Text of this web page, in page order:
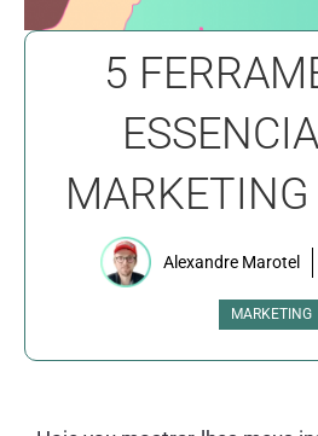
5
Alexandre Marotel
MARKETING